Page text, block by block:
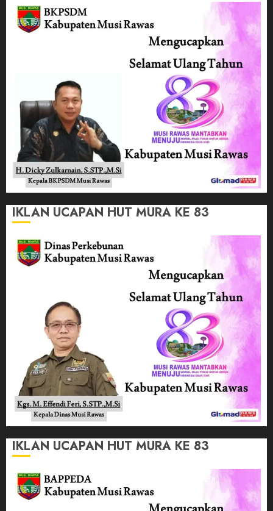
IKLAN UCAPAN HUT MURA KE 83
IKLAN UCAPAN HUT MURA KE 83